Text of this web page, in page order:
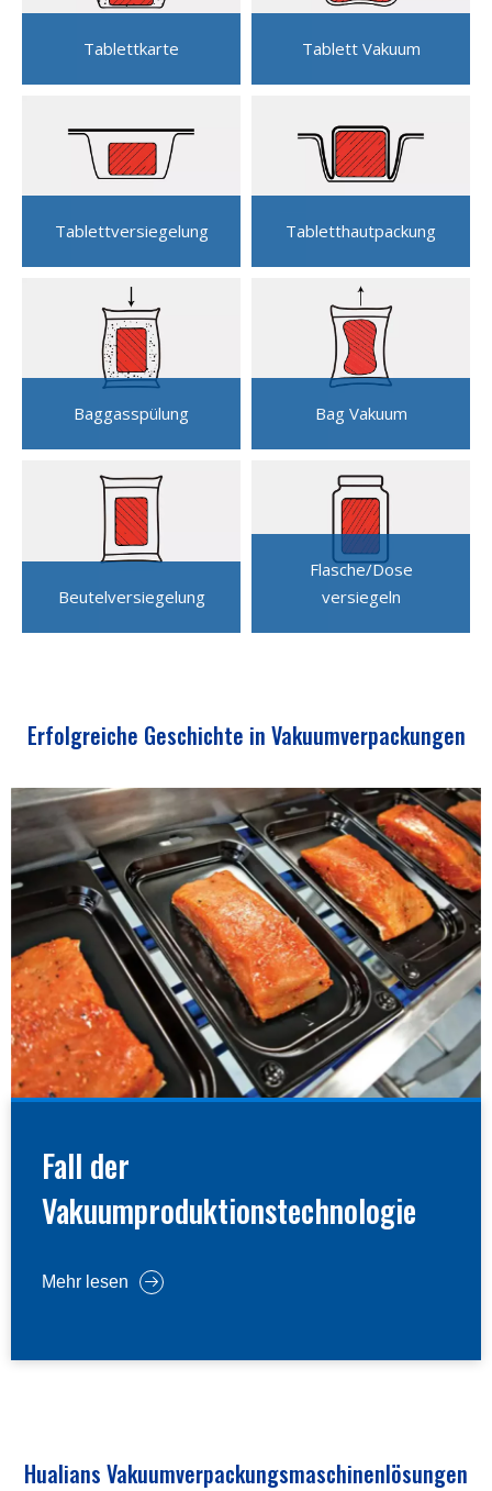
Tablettkarte Tablett Vakuum
Tablettversiegelung Tabletthautpackung
Baggasspülung Bag Vakuum
Beutelversiegelung
Flasche/Dose
versiegeln
Erfolgreiche Geschichte in Vakuumverpackungen
Fall der
Vakuumproduktionstechnologie
Mehr lesen
Hualians Vakuumverpackungsmaschinenlösungen